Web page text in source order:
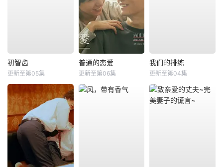
初智齿
更新至第05集
普通的恋爱
更新至第06集
我们的排练
更新至第04集